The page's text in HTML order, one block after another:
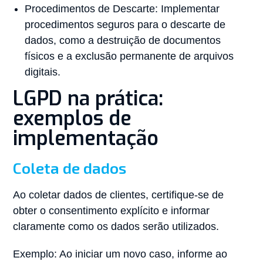
Procedimentos de Descarte: Implementar
procedimentos seguros para o descarte de
dados, como a destruição de documentos
físicos e a exclusão permanente de arquivos
digitais.
LGPD na prática:
exemplos de
implementação
Coleta de dados
Ao coletar dados de clientes, certifique-se de
obter o consentimento explícito e informar
claramente como os dados serão utilizados.
Exemplo: Ao iniciar um novo caso, informe ao